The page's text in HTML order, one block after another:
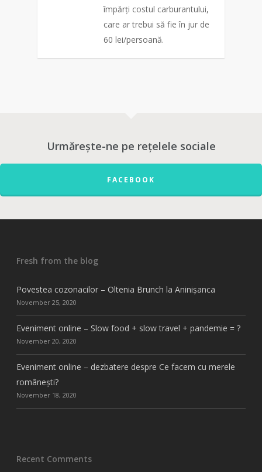
împărți costul carburantului,
care ar trebui să fie în jur de
60 lei/persoană.
Urmărește-ne pe rețelele sociale
FACEBOOK
Fresh from the blog
Povestea cozonacilor – Oltenia Brunch la Aninișanca
November 25, 2020
Eveniment online – Slow food + slow travel + pandemie = ?
November 20, 2020
Eveniment online – dezbatere despre Ce facem cu merele
românești?
November 18, 2020
Recent Comments